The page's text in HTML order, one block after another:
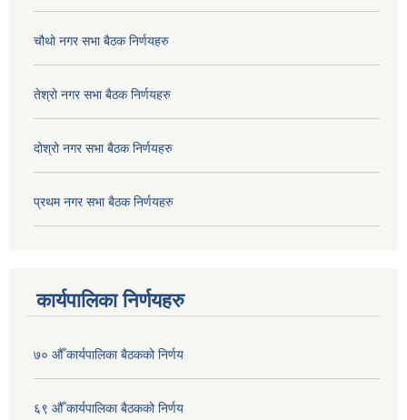
चौथो नगर सभा बैठक निर्णयहरु
तेश्रो नगर सभा बैठक निर्णयहरु
दोश्रो नगर सभा बैठक निर्णयहरु
प्रथम नगर सभा बैठक निर्णयहरु
कार्यपालिका निर्णयहरु
७० औँ कार्यपालिका बैठकको निर्णय
६९ औँ कार्यपालिका बैठकको निर्णय